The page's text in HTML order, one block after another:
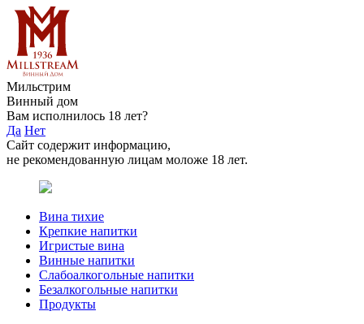
Мильстрим
Винный дом
Вам исполнилось 18 лет?
Да Нет
Сайт содержит информацию,
не рекомендованную лицам моложе 18 лет.
Вина тихие
Крепкие напитки
Игристые вина
Винные напитки
Слабоалкогольные напитки
Безалкогольные напитки
Продукты